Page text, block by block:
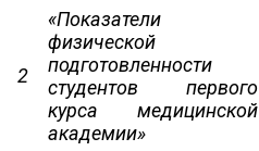
2
«Показатели
физической
подготовленности
студентов первого
курса медицинской
академии»